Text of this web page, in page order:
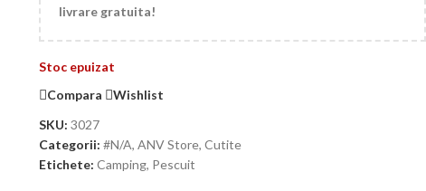
livrare gratuita!
Stoc epuizat
Compara
Wishlist
SKU: 3027
Categorii: #N/A, ANV Store, Cutite
Etichete: Camping, Pescuit